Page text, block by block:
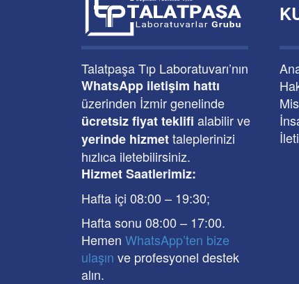
Talatpaşa Tıp Laboratuvarı’nın
WhatsApp iletişim hattı
üzerinden İzmir genelinde
ücretsiz fiyat teklifi alabilir ve
yerinde hizmettaleplerinizi
hızlıca iletebilirsiniz.
Hizmet Saatlerimiz:
Hafta içi 08:00 – 19:30;
Hafta sonu 08:00 – 17:00.
Hemen WhatsApp’ten bize
ulaşın ve profesyonel destek
alın.